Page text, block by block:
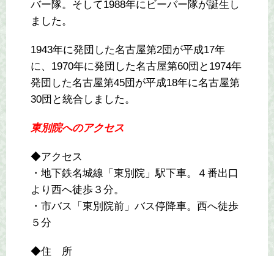
バー隊。そして1988年にビーバー隊が誕生し
ました。
1943年に発団した名古屋第2団が平成17年
に、1970年に発団した名古屋第60団と1974年
発団した名古屋第45団が平成18年に名古屋第
30団と統合しました。
東別院へのアクセス
◆アクセス
・地下鉄名城線「東別院」駅下車。４番出口
より西へ徒歩３分。
・市バス「東別院前」バス停降車。西へ徒歩
５分
◆住 所